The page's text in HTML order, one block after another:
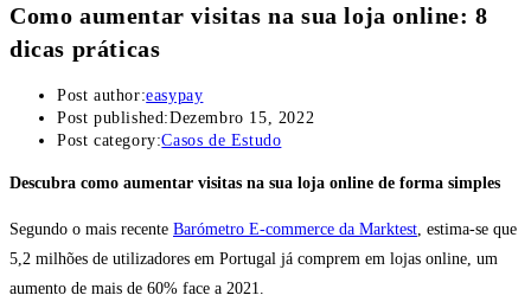
Como aumentar visitas na sua loja online: 8
dicas práticas
Post author:easypay
Post published:Dezembro 15, 2022
Post category:Casos de Estudo
Descubra como aumentar visitas na sua loja online de forma simples
Segundo o mais recente Barómetro E-commerce da Marktest, estima-se que
5,2 milhões de utilizadores em Portugal já comprem em lojas online, um
aumento de mais de 60% face a 2021.